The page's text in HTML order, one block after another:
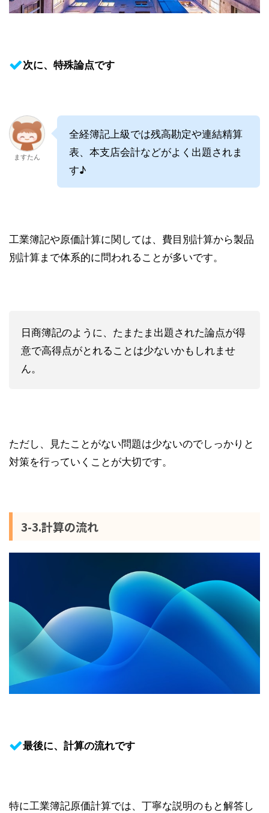
次に、特殊論点です
ますたん
全経簿記上級では残高勘定や連結精算
表、本支店会計などがよく出題されま
す♪
工業簿記や原価計算に関しては、費目別計算から製品
別計算まで体系的に問われることが多いです。
日商簿記のように、たまたま出題された論点が得
意で高得点がとれることは少ないかもしれませ
ん。
ただし、見たことがない問題は少ないのでしっかりと
対策を行っていくことが大切です。
3-3.計算の流れ
最後に、計算の流れです
特に工業簿記原価計算では、丁寧な説明のもと解答し